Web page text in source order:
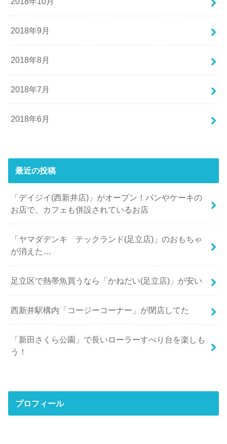
2018年9月
2018年8月
2018年7月
2018年6月
最近の投稿
「デイジイ(西新井店)」がオープン！パンやケーキの
お店で、カフェも併設されているお店
「ヤマダデンキ テックランド(足立店)」のおもちゃ
が消えた…
足立区で熱帯魚買うなら「かねだい(足立店)」が安い
西新井駅構内「コージーコーナー」が閉店してた
「新田さくら公園」で長いローラーすべり台を楽しも
う！
プロフィール